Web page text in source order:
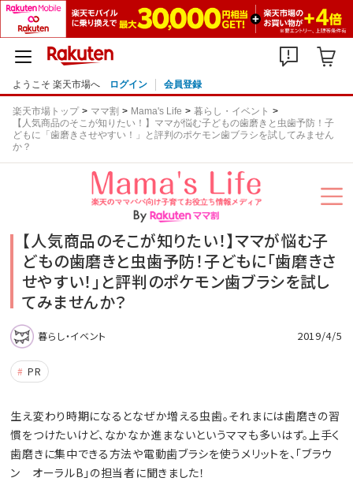
ようこそ 楽天市場へ ログイン 会員登録
楽天市場トップ ママ割 Mama's Life
暮らし・イベント
【人気商品のそこが知りたい！】ママが悩む子どもの歯磨きと虫歯予防！子
どもに「歯磨きさせやすい！」と評判のポケモン歯ブラシを試してみません
か？
【人気商品のそこが知りたい！】ママが悩む子
どもの歯磨きと虫歯予防！子どもに「歯磨きさ
せやすい！」と評判のポケモン歯ブラシを試し
てみませんか？
暮らし・イベント 2019/4/5
PR
生え変わり時期になるとなぜか増える虫歯。それまには歯磨きの習
慣をつけたいけど、なかなか進まないというママも多いはず。上手く
歯磨きに集中できる方法や電動歯ブラシを使うメリットを、「ブラウ
ン オーラルB」の担当者に聞きました！